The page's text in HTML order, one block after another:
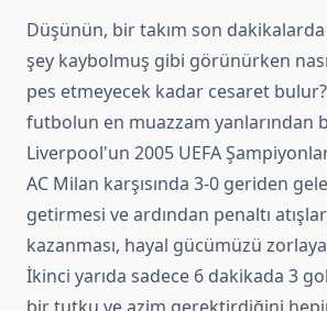
Düşünün, bir takım son
şey kaybolmuş gibi görünürken
pes etmeyecek kadar cesaret
futbolun en muazzam yanlarından
Liverpool'un 2005 UEFA
AC Milan karşısında 3-0 geriden
getirmesi ve ardından penaltı
kazanması, hayal gücümüzü
İkinci yarıda sadece 6 dakikada 3